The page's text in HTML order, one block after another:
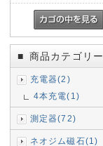
■ 商品カテゴリー
充電器(2)
4本充電(1)
測定器(72)
ネオジム磁石(1)